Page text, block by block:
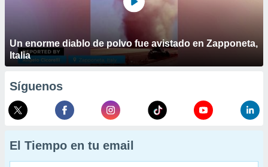
Un enorme diablo de polvo fue avistado en Zapponeta,
Italia
Síguenos
El Tiempo en tu email